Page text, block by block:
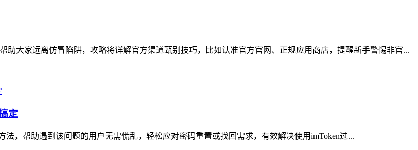
大家远离仿冒陷阱，攻略将详解官方渠道甄别技巧，比如认准官方官网、正规应用商店，提醒新手警惕非官...
定
，帮助遇到该问题的用户无需慌乱，轻松应对密码重置或找回需求，有效解决使用imToken过...